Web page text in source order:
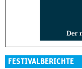
FESTIVALBERICHTE